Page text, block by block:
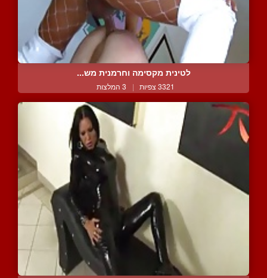
לטינית מקסימה וחרמנית מש...
3321 צפיות | 3 המלצות